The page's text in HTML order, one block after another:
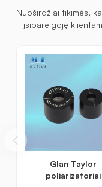
Nuoširdžiai tikimės,
įsipareigoję
Glan Taylor
poliarizatoriai